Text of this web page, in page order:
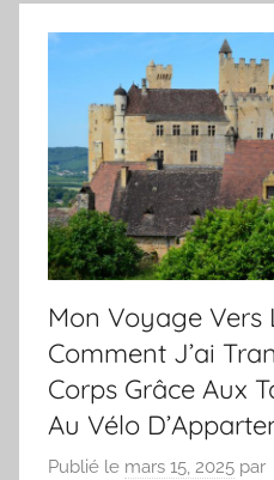
Mon Voyage Vers
Comment J’ai
Corps Grâce Aux
Au Vélo
Publié le mars 15, 2025 par